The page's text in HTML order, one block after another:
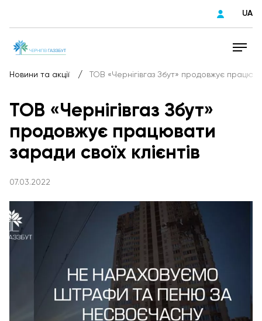
UA
Новини та акції / ТОВ «Чернігівгаз Збут» продовжує
ТОВ «Чернігівгаз Збут»
продовжує працювати
заради своїх клієнтів
07.03.2022